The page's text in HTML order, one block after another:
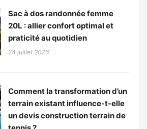
Sac à dos randonnée femme
20L : allier confort optimal et
praticité au quotidien
24 juillet 2026
Comment la transformation d’un
terrain existant influence-t-elle
un devis construction terrain de